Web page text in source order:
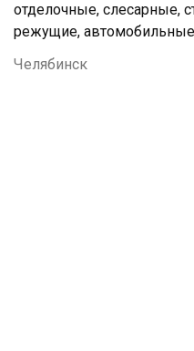
отделочные, слесарные,
режущие,
Челябинск